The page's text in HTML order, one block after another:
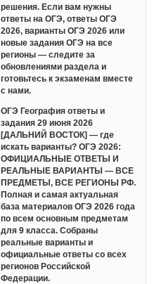
решения. Если вам нужны
ответы на ОГЭ, ответы ОГЭ
2026, варианты ОГЭ 2026 или
новые задания ОГЭ на все
регионы — следите за
обновлениями раздела и
готовьтесь к экзаменам вместе
с нами.
ОГЭ География ответы и
задания 29 июня 2026
[ДАЛЬНИЙ ВОСТОК] — где
искать варианты? ОГЭ 2026:
ОФИЦИАЛЬНЫЕ ОТВЕТЫ И
РЕАЛЬНЫЕ ВАРИАНТЫ — ВСЕ
ПРЕДМЕТЫ, ВСЕ РЕГИОНЫ РФ.
Полная и самая актуальная
база материалов ОГЭ 2026 года
по всем основным предметам
для 9 класса. Собраны
реальные варианты и
официальные ответы со всех
регионов Российской
Федерации.